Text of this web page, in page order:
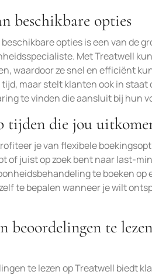
beschikbare opties
opties is een van de
Met Treatwell
waardoor ze snel en efficiënt
maar stelt klanten ook in
te vinden die aansluit bij hun
tijden die jou
je van flexibele
of juist op zoek bent naar last-
te boeken
te bepalen wanneer je wilt
beoordelingen te
te lezen op Treatwell biedt